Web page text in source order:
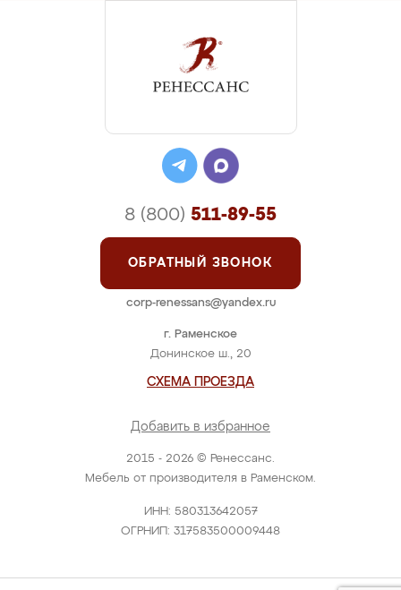
2015 - 2026 © Ренессанс.
Мебель от производителя в Раменском.
ИНН: 580313642057
ОГРНИП: 317583500009448
г. Раменское
Донинское ш., 20
СХЕМА ПРОЕЗДА
Добавить в избранное
8 (800) 511-89-55
ОБРАТНЫЙ ЗВОНОК
corp-renessans@yandex.ru